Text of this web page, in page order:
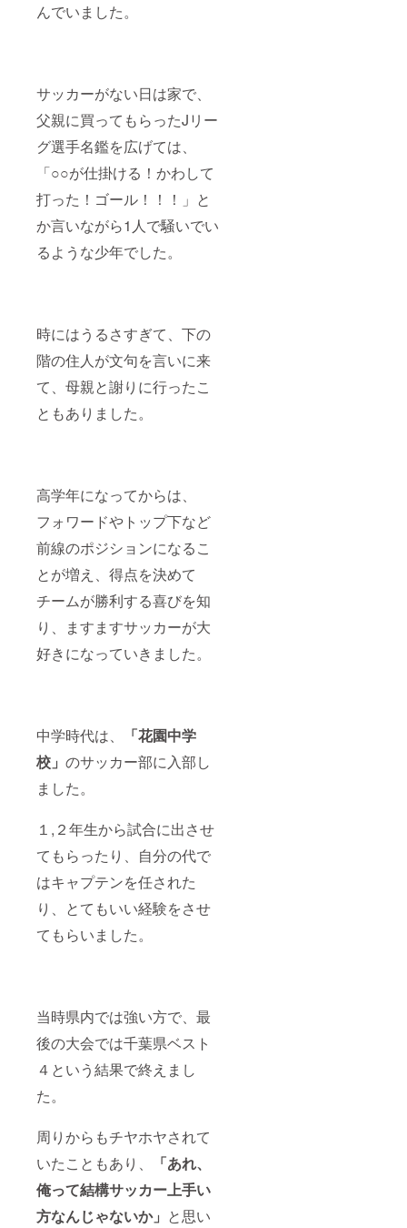
んでいました。
サッカーがない日は家で、
父親に買ってもらったJリー
グ選手名鑑を広げては、
「○○が仕掛ける！かわして
打った！ゴール！！！」と
か言いながら1人で騒いでい
るような少年でした。
時にはうるさすぎて、下の
階の住人が文句を言いに来
て、母親と謝りに行ったこ
ともありました。
高学年になってからは、
フォワードやトップ下など
前線のポジションになるこ
とが増え、得点を決めて
チームが勝利する喜びを知
り、ますますサッカーが大
好きになっていきました。
中学時代は、
「花園中学
校」 のサッカー部に入部し
ました。
１,２年生から試合に出させ
てもらったり、自分の代で
はキャプテンを任された
り、とてもいい経験をさせ
てもらいました。
当時県内では強い方で、最
後の大会では千葉県ベスト
４という結果で終えまし
た。
周りからもチヤホヤされて
いたこともあり、
「あれ、
俺って結構サッカー上手い
方なんじゃないか」 と思い